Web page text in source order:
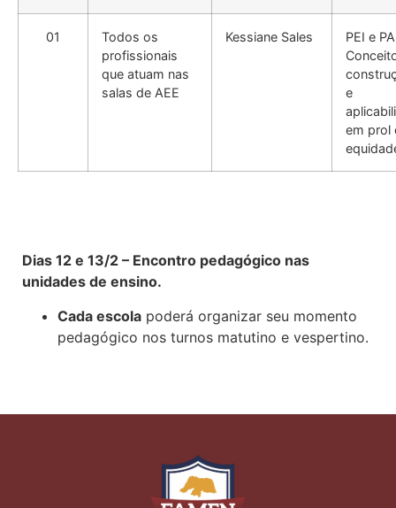
01
Todos os
profissionais
que atuam nas
salas de AEE
Kessiane Sales
PEI e
e
em prol
Dias 12 e 13/2 – Encontro pedagógico nas
unidades de ensino.
Cada escola poderá organizar seu momento
pedagógico nos turnos matutino e vespertino.